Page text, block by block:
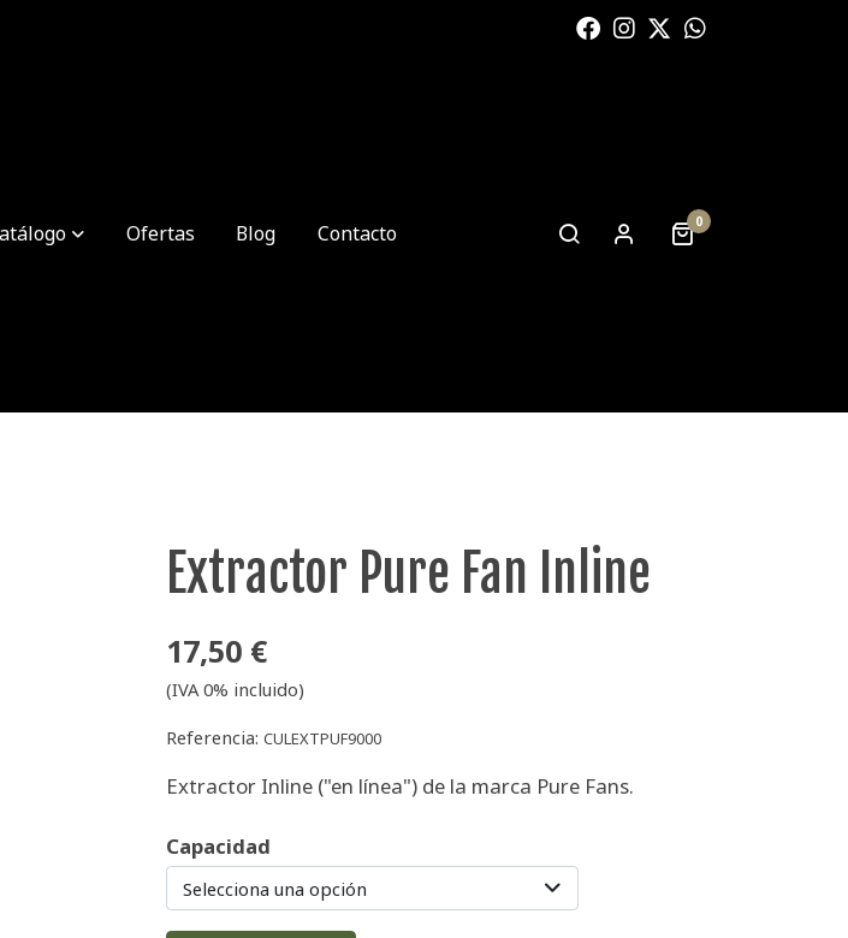
Ofertas Blog Contacto 0
Extractor Pure Fan Inline
17,50 €
(IVA 0% incluido)
Referencia:CULEXTPUF9000
Extractor Inline ("en línea") de la marca Pure Fans.
Capacidad
Selecciona una opción